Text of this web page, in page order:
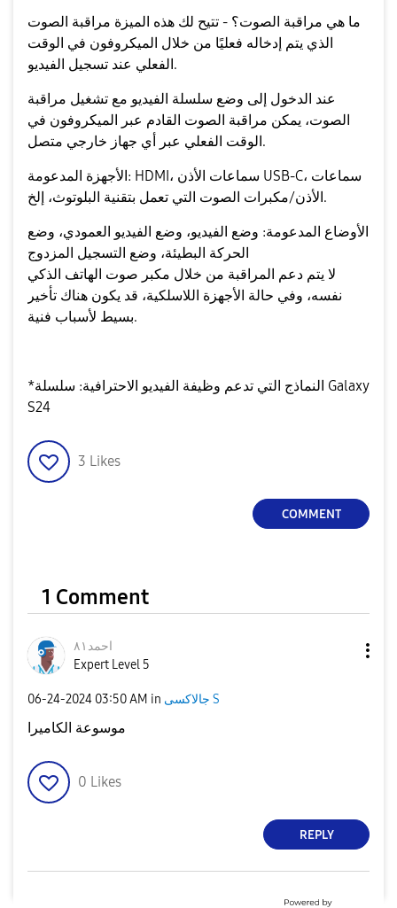
ما هي مراقبة الصوت؟ - تتيح لك هذه الميزة مراقبة الصوت
الذي يتم إدخاله فعليًا من خلال الميكروفون في الوقت
الفعلي عند تسجيل الفيديو.
عند الدخول إلى وضع سلسلة الفيديو مع تشغيل مراقبة
الصوت، يمكن مراقبة الصوت القادم عبر الميكروفون في
الوقت الفعلي عبر أي جهاز خارجي متصل.
الأجهزة المدعومة: HDMI، سماعات الأذن USB-C، سماعات
الأذن/مكبرات الصوت التي تعمل بتقنية البلوتوث، إلخ.
الأوضاع المدعومة: وضع الفيديو، وضع الفيديو العمودي، وضع
الحركة البطيئة، وضع التسجيل المزدوج
لا يتم دعم المراقبة من خلال مكبر صوت الهاتف الذكي
نفسه، وفي حالة الأجهزة اللاسلكية، قد يكون هناك تأخير
بسيط لأسباب فنية.
*النماذج التي تدعم وظيفة الفيديو الاحترافية: سلسلة Galaxy
S24
3 Likes
COMMENT
1 Comment
احمد٨١
Expert Level 5
‎06-24-2024 03:50 AM in جالاكسى S
موسوعة الكاميرا
0 Likes
REPLY